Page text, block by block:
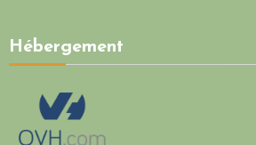
Hébergement